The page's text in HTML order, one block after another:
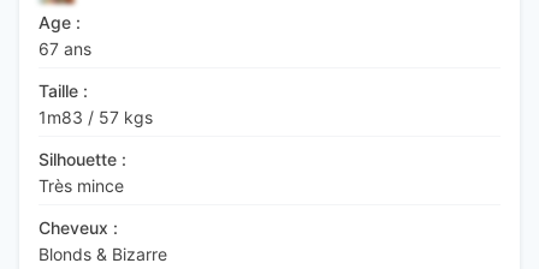
Age :
67 ans
Taille :
1m83 / 57 kgs
Silhouette :
Très mince
Cheveux :
Blonds & Bizarre